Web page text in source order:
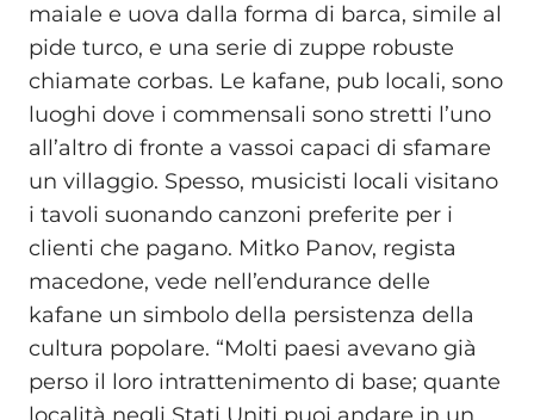
maiale e uova dalla forma di barca, simile al
pide turco, e una serie di zuppe robuste
chiamate corbas. Le kafane, pub locali, sono
luoghi dove i commensali sono stretti l’uno
all’altro di fronte a vassoi capaci di sfamare
un villaggio. Spesso, musicisti locali visitano
i tavoli suonando canzoni preferite per i
clienti che pagano. Mitko Panov, regista
macedone, vede nell’endurance delle
kafane un simbolo della persistenza della
cultura popolare. “Molti paesi avevano già
perso il loro intrattenimento di base; quante